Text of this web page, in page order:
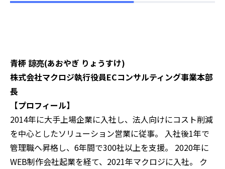
青桺 諒亮(あおやぎ りょうすけ)
株式会社マクロジ執行役員ECコンサルティング事業本部
長
【プロフィール】
2014年に大手上場企業に入社し、法人向けにコスト削減
を中心としたソリューション営業に従事。 入社後1年で
管理職へ昇格し、6年間で300社以上を支援。 2020年に
WEB制作会社起業を経て、2021年マクロジに入社。 ク